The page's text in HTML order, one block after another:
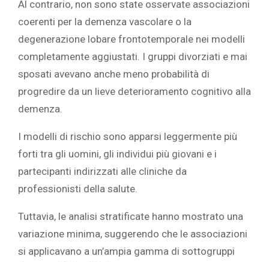
Al contrario, non sono state osservate associazioni
coerenti per la demenza vascolare o la
degenerazione lobare frontotemporale nei modelli
completamente aggiustati. I gruppi divorziati e mai
sposati avevano anche meno probabilità di
progredire da un lieve deterioramento cognitivo alla
demenza.
I modelli di rischio sono apparsi leggermente più
forti tra gli uomini, gli individui più giovani e i
partecipanti indirizzati alle cliniche da
professionisti della salute.
Tuttavia, le analisi stratificate hanno mostrato una
variazione minima, suggerendo che le associazioni
si applicavano a un’ampia gamma di sottogruppi